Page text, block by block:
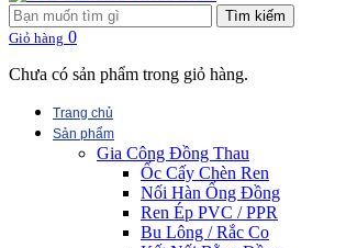
Tìm kiếm
Giỏ hàng 0
Chưa có sản phẩm trong giỏ hàng.
Trang chủ
Sản phẩm
Gia Công Đồng Thau
Ốc Cấy Chèn Ren
Nối Hàn Ống Đồng
Ren Ép PVC / PPR
Bu Lông / Rắc Co